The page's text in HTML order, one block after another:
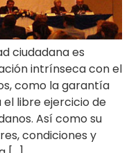
ciudadana es
intrínseca con el
como la garantía
libre ejercicio de
Así como su
condiciones y